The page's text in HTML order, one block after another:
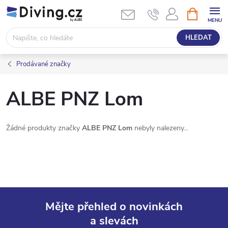
Přejít
na
obsah
HLEDAT
NÁKUPNÍ
KOŠÍK
Prodávané značky
ALBE PNZ Lom
Žádné produkty značky ALBE PNZ Lom nebyly nalezeny...
Mějte přehled o novinkách
a slevách